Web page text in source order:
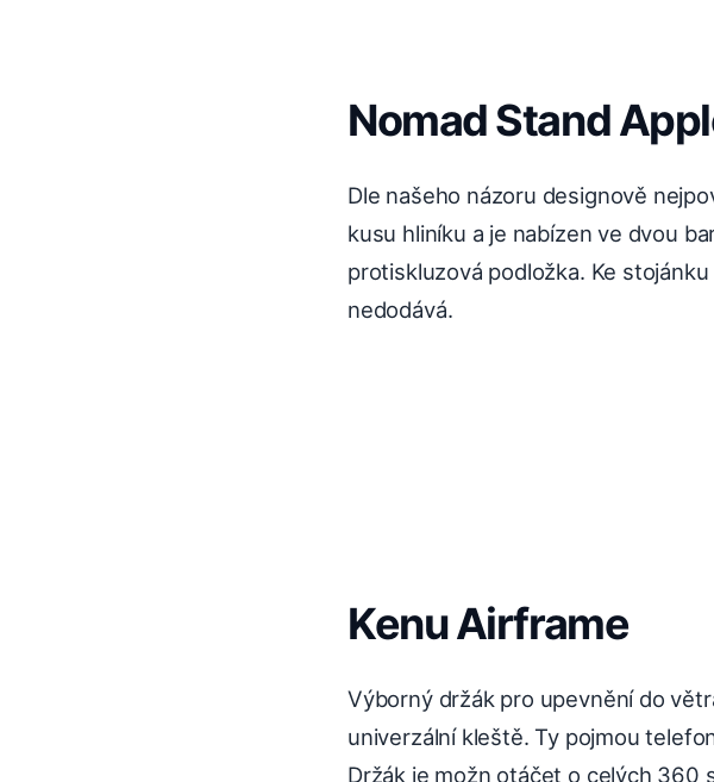
Nomad Stand
Dle našeho názoru designově
kusu hliníku a je nabízen ve dvou
protiskluzová podložka. Ke
nedodává.
Kenu Airframe
Výborný držák pro upevnění do
univerzální kleště. Ty pojmou
Držák je možn otáčet o celých 360